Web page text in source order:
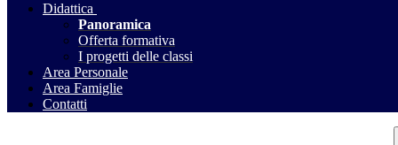
Didattica
Panoramica
Offerta formativa
I progetti delle classi
Area Personale
Area Famiglie
Contatti